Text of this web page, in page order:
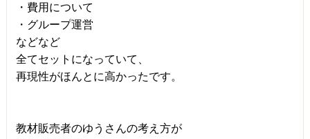
・費用について
・グループ運営
などなど
全てセットになっていて、
再現性がほんとに高かったです。
教材販売者のゆうさんの考え方が